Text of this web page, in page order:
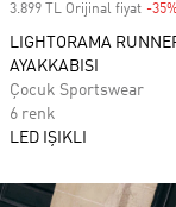
3.899 TL Orijinal fiyat -
LIGHTORAMA
AYAKKABISI
Çocuk Sportswear
6 renk
LED IŞIKLI